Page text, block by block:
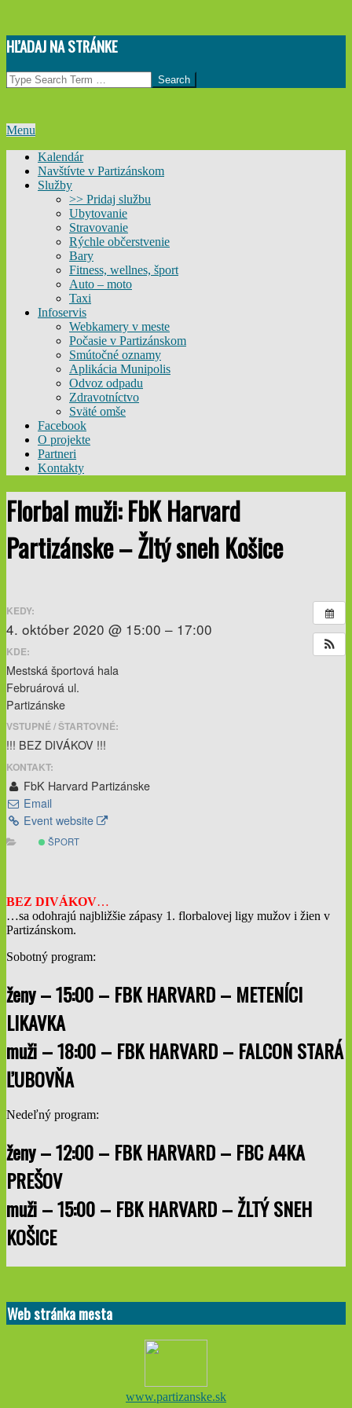
Skip
to
content
HĽADAJ NA STRÁNKE
Search
Primary
Menu
Menu
Kalendár
Navštívte v Partizánskom
Služby
>> Pridaj službu
Ubytovanie
Stravovanie
Rýchle občerstvenie
Bary
Fitness, wellnes, šport
Auto – moto
Taxi
Infoservis
Webkamery v meste
Počasie v Partizánskom
Smútočné oznamy
Aplikácia Munipolis
Odvoz odpadu
Zdravotníctvo
Sväté omše
Facebook
O projekte
Partneri
Kontakty
Florbal muži: FbK Harvard
Partizánske – Žltý sneh Košice
KEDY:
4. október 2020 @ 15:00 – 17:00
KDE:
Mestská športová hala
Februárová ul.
Partizánske
VSTUPNÉ / ŠTARTOVNÉ:
!!! BEZ DIVÁKOV !!!
KONTAKT:
FbK Harvard Partizánske
Email
Event website
ŠPORT
BEZ DIVÁKOV…
…sa odohrajú najbližšie zápasy 1. florbalovej ligy mužov i žien v
Partizánskom.
Sobotný program:
ženy – 15:00 – FBK HARVARD – METENÍCI
LIKAVKA
muži – 18:00 – FBK HARVARD – FALCON STARÁ
ĽUBOVŇA
Nedeľný program:
ženy – 12:00 – FBK HARVARD – FBC A4KA
PREŠOV
muži – 15:00 – FBK HARVARD – ŽLTÝ SNEH
KOŠICE
02
Web stránka mesta
www.partizanske.sk